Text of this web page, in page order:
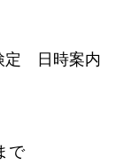
定 日時案内
で